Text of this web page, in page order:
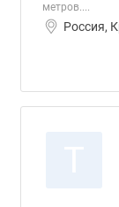
метров....
Россия,